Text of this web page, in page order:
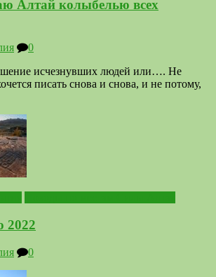
Алтай колыбелью всех
0
исчезнувших людей или…. Не
писать снова и снова, и не потому,
2022
0